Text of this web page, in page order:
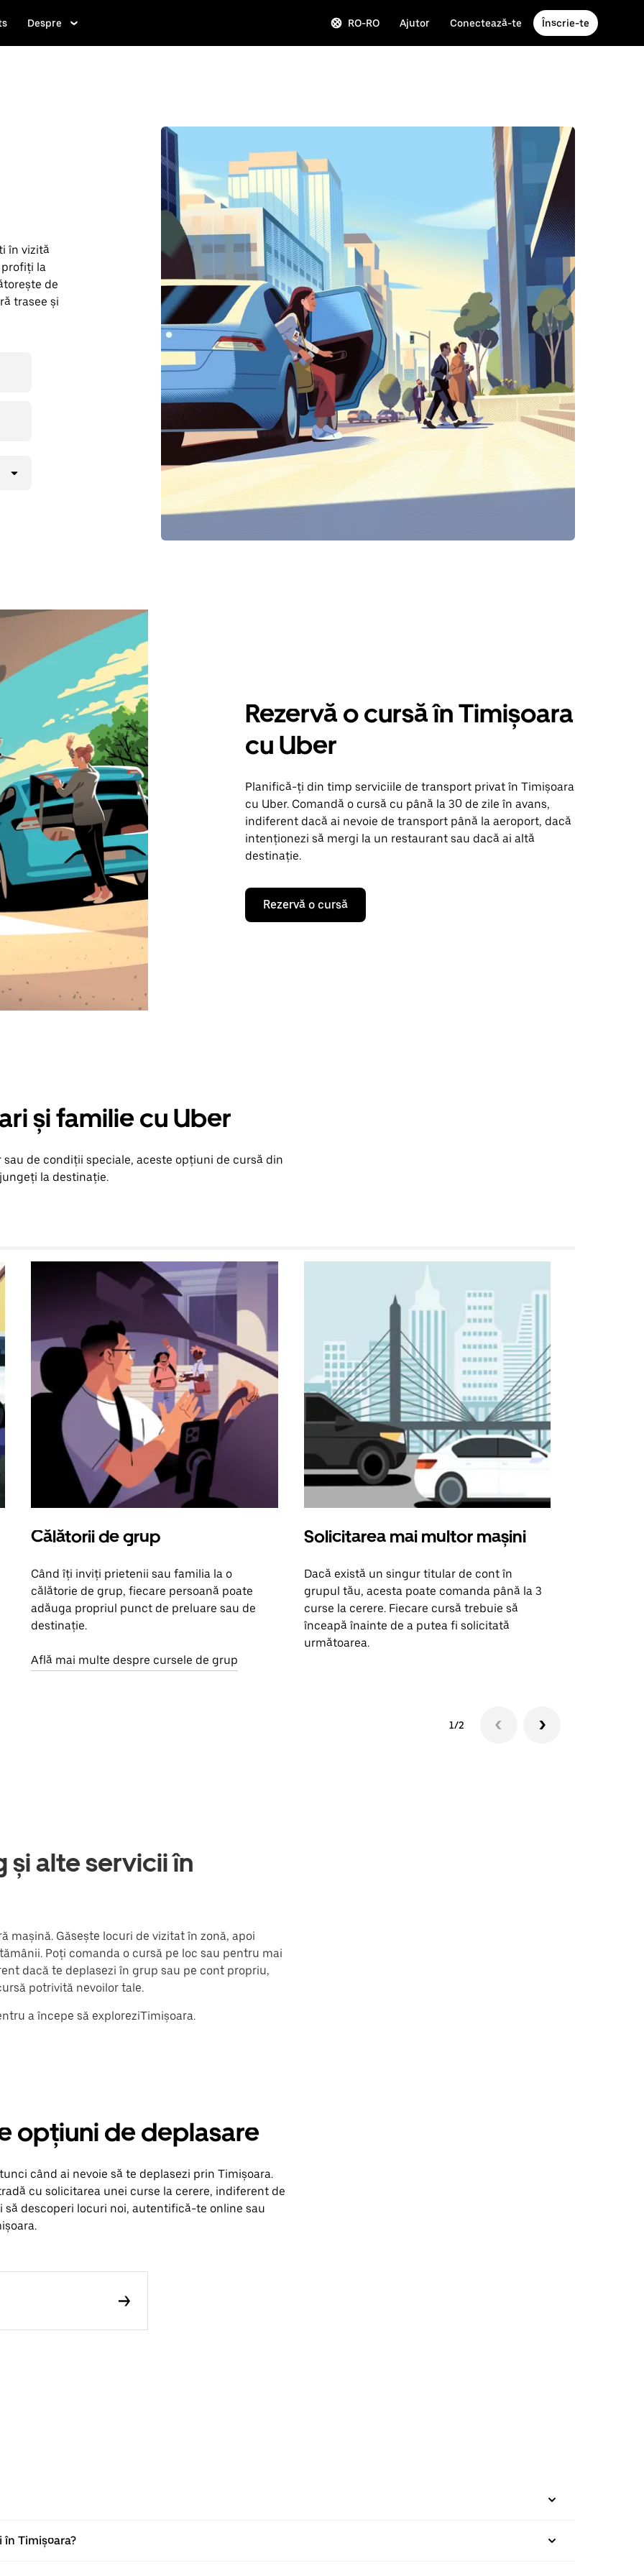
Despre RO-RO Ajutor Conectează-te Înscrie-te
în vizită
profiți la
de
trasee și
Rezervă o cursă în Timișoara
cu Uber
Planifică-ți din timp serviciile de transport privat în Timișoara
cu Uber. Comandă o cursă cu până la 30 de zile în avans,
indiferent dacă ai nevoie de transport până la aeroport, dacă
intenționezi să mergi la un restaurant sau dacă ai altă
destinație.
Rezervă o cursă
și familie cu Uber
de condiții speciale, aceste opțiuni de cursă din
la destinație.
Călătorii de grup
Când îți inviți prietenii sau familia la o
călătorie de grup, fiecare persoană poate
adăuga propriul punct de preluare sau de
destinație.
Află mai multe despre cursele de grup
Solicitarea mai multor mașini
Dacă există un singur titular de cont în
grupul tău, acesta poate comanda până la 3
curse la cerere. Fiecare cursă trebuie să
înceapă înainte de a putea fi solicitată
următoarea.
1/2
și alte servicii în
mașină. Găsește locuri de vizitat în zonă, apoi
Poți comanda o cursă pe loc sau pentru mai
dacă te deplasezi în grup sau pe cont propriu,
potrivită nevoilor tale.
a începe să exploreziTimișoara.
opțiuni de deplasare
când ai nevoie să te deplasezi prin Timișoara.
cu solicitarea unei curse la cerere, indiferent de
să descoperi locuri noi, autentifică-te online sau
în Timișoara?